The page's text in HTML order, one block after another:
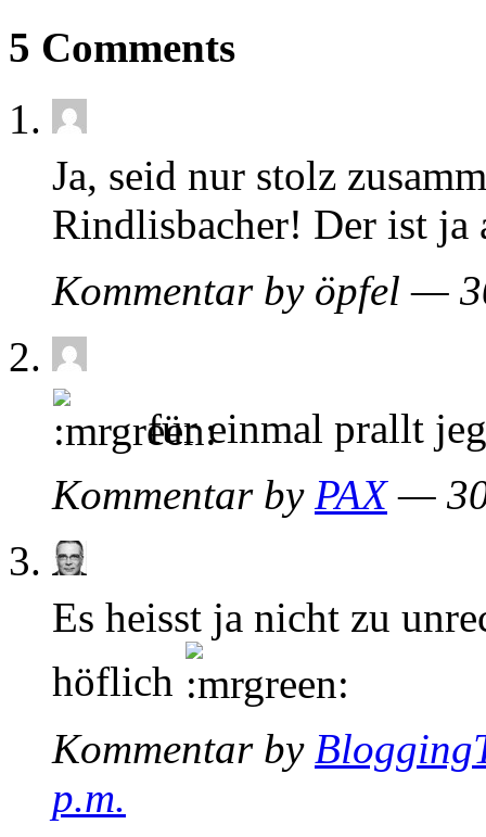
5 Comments
Ja, seid nur stolz
Rindlisbacher! Der ist ja
Kommentar by öpfel —
für einmal prallt
Kommentar by PAX—
Es heisst ja nicht zu
höflich
Kommentar by
p.m.